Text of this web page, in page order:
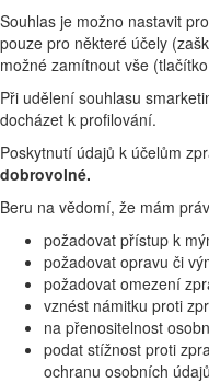
Souhlas je možno nastavit
pouze pro některé účely
možné zamítnout vše
Při udělení souhlasu
docházet k profilování.
Poskytnutí údajů k účelům
dobrovolné.
Beru na vědomí, že mám
požadovat přístup k
požadovat opravu či
požadovat omezení
vznést námitku proti
na přenositelnost
podat stížnost proti
ochranu osobních